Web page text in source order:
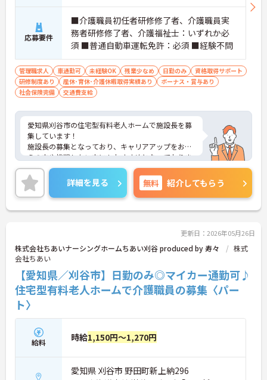
応募要件
■介護職員初任者研修修了者、介護職員実
務者研修修了者、介護福祉士：いずれか必
須 ■普通自動車運転免許：必須 ■経験不問
管理職求人 車通勤可 未経験OK 残業少なめ 日勤のみ
資格取得サポート
研修制度あり
産休･育休･介護休暇取得実績あり
ボーナス・賞与あり
社会保険完備
交通費支給
愛知県刈谷市の住宅型有料老人ホームで施設長を募
集しています！
施設長の募集となっており、キャリアアップをお考
えの方や挑戦したい方にもおすすめとなっておりま
す◎マイカー通勤可！無料駐車場も完備されてお
り、通勤もラクラク安心です♪昇給・賞与制度もあ
り、頑張りを評価してくれるので仕事のモチベーシ
ョンにもつながります！
ご興味のある方は、面接のポイントをお伝えします
詳細を見る 無料 紹介してもらう
更新日：2026年05月26日
株式会社ちあいナーシングホームちあい刈谷 produced by 寿々
株式
会社ちあい
【愛知県／刈谷市】日勤のみ◎マイカー通勤可♪
住宅型有料老人ホームで介護職員の募集〈パー
ト〉
給料 時給1,150円～1,270円
愛知県 刈谷市 野田町新上納296